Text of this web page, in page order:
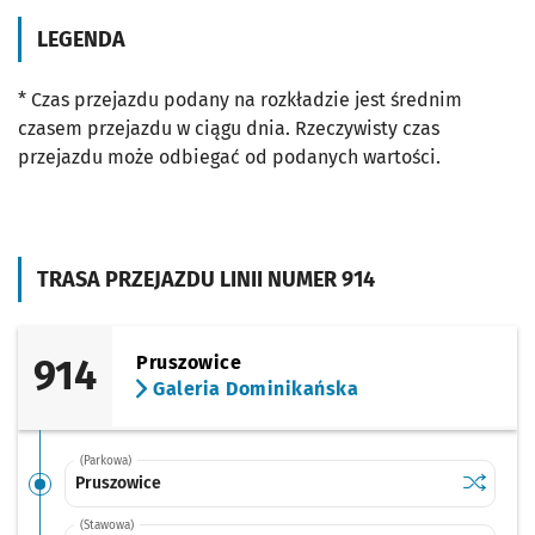
TRASA PRZEJAZDU LINII NUMER 914
914
Pruszowice
Galeria Dominikańska
(Parkowa)
Pruszowice Sprawdź
(Stawowa)
LEGENDA
* Czas przejazdu podany na rozkładzie jest średnim
czasem przejazdu w ciągu dnia. Rzeczywisty czas
przejazdu może odbiegać od podanych wartości.